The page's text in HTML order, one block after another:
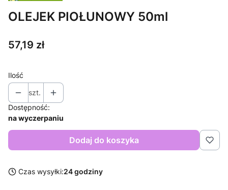
OLEJEK PIOŁUNOWY 50ml
Cena
57,19 zł
Ilość
szt.
Dostępność:
na wyczerpaniu
Dodaj do koszyka
Czas wysyłki:24 godziny